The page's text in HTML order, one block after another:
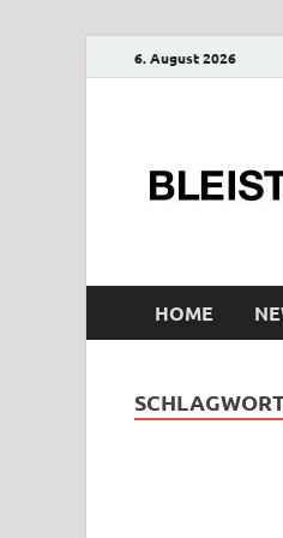
6. August 2026
HOME